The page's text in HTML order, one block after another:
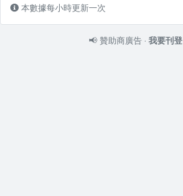
本數據每小時更新一次
📢 贊助商廣告 · 我要刊登